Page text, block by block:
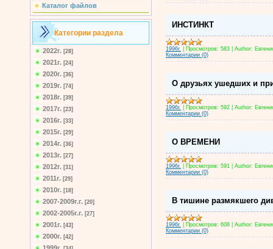
Каталог файлов
Категории раздела
2022г. [28]
2021г. [24]
2020г. [36]
2019г. [74]
2018г. [39]
2017г. [23]
2016г. [33]
2015г. [29]
2014г. [36]
2013г. [27]
2012г. [31]
2011г. [29]
2010г. [18]
2007-2009г.г. [20]
2002-2005г.г. [27]
2001г. [43]
2000г. [42]
ИНСТИНКТ
1996г. Просмотров: 583 Author:
Комментарии (0)
О друзьях ушедших и
1996г. Просмотров: 592 Author:
Комментарии (0)
О ВРЕМЕНИ
1996г. Просмотров: 591 Author:
Комментарии (0)
В тишине размякшего
1996г. Просмотров: 608 Author:
Комментарии (0)